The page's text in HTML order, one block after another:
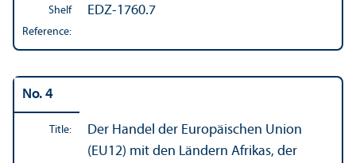
Shelf
Reference:
EDZ-1760.7
No. 4
Title:
Der Handel der Europäischen Union
(EU12) mit den Ländern Afrikas, der